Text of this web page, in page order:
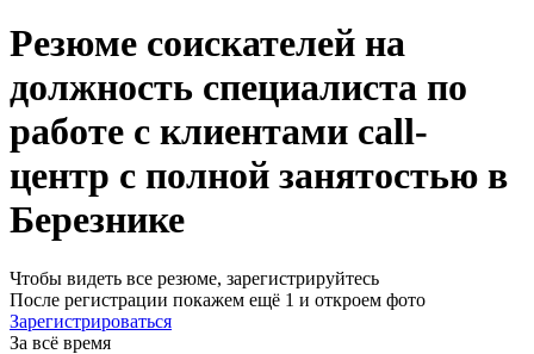
Резюме соискателей на
должность специалиста по
работе с клиентами call-
центр с полной занятостью в
Березнике
Чтобы видеть все резюме, зарегистрируйтесь
После регистрации покажем ещё 1 и откроем фото
Зарегистрироваться
За всё время